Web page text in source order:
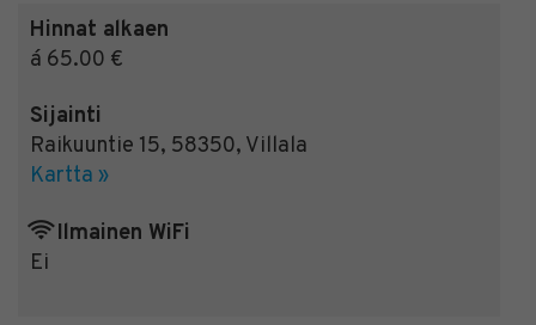
Hinnat alkaen
á 65.00 €
Sijainti
Raikuuntie 15, 58350, Villala
Kartta »
Ilmainen WiFi
Ei